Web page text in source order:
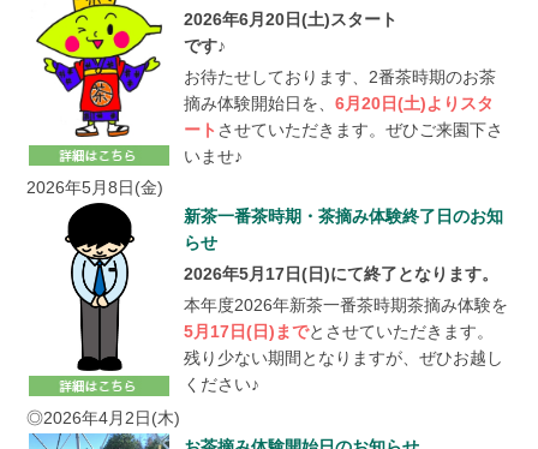
2026年6月20日(土)スタート
です♪
お待たせしております、2番茶時期のお茶
摘み体験開始日を、6月20日(土)よりスタ
ート させていただきます。ぜひご来園下さ
いませ♪
2026年5月8日(金)
新茶一番茶時期・茶摘み体験終了日のお知
らせ
2026年5月17日(日)にて終了となります。
本年度2026年新茶一番茶時期茶摘み体験を
5月17日(日)までとさせていただきます。
残り少ない期間となりますが、ぜひお越し
ください♪
◎2026年4月2日(木)